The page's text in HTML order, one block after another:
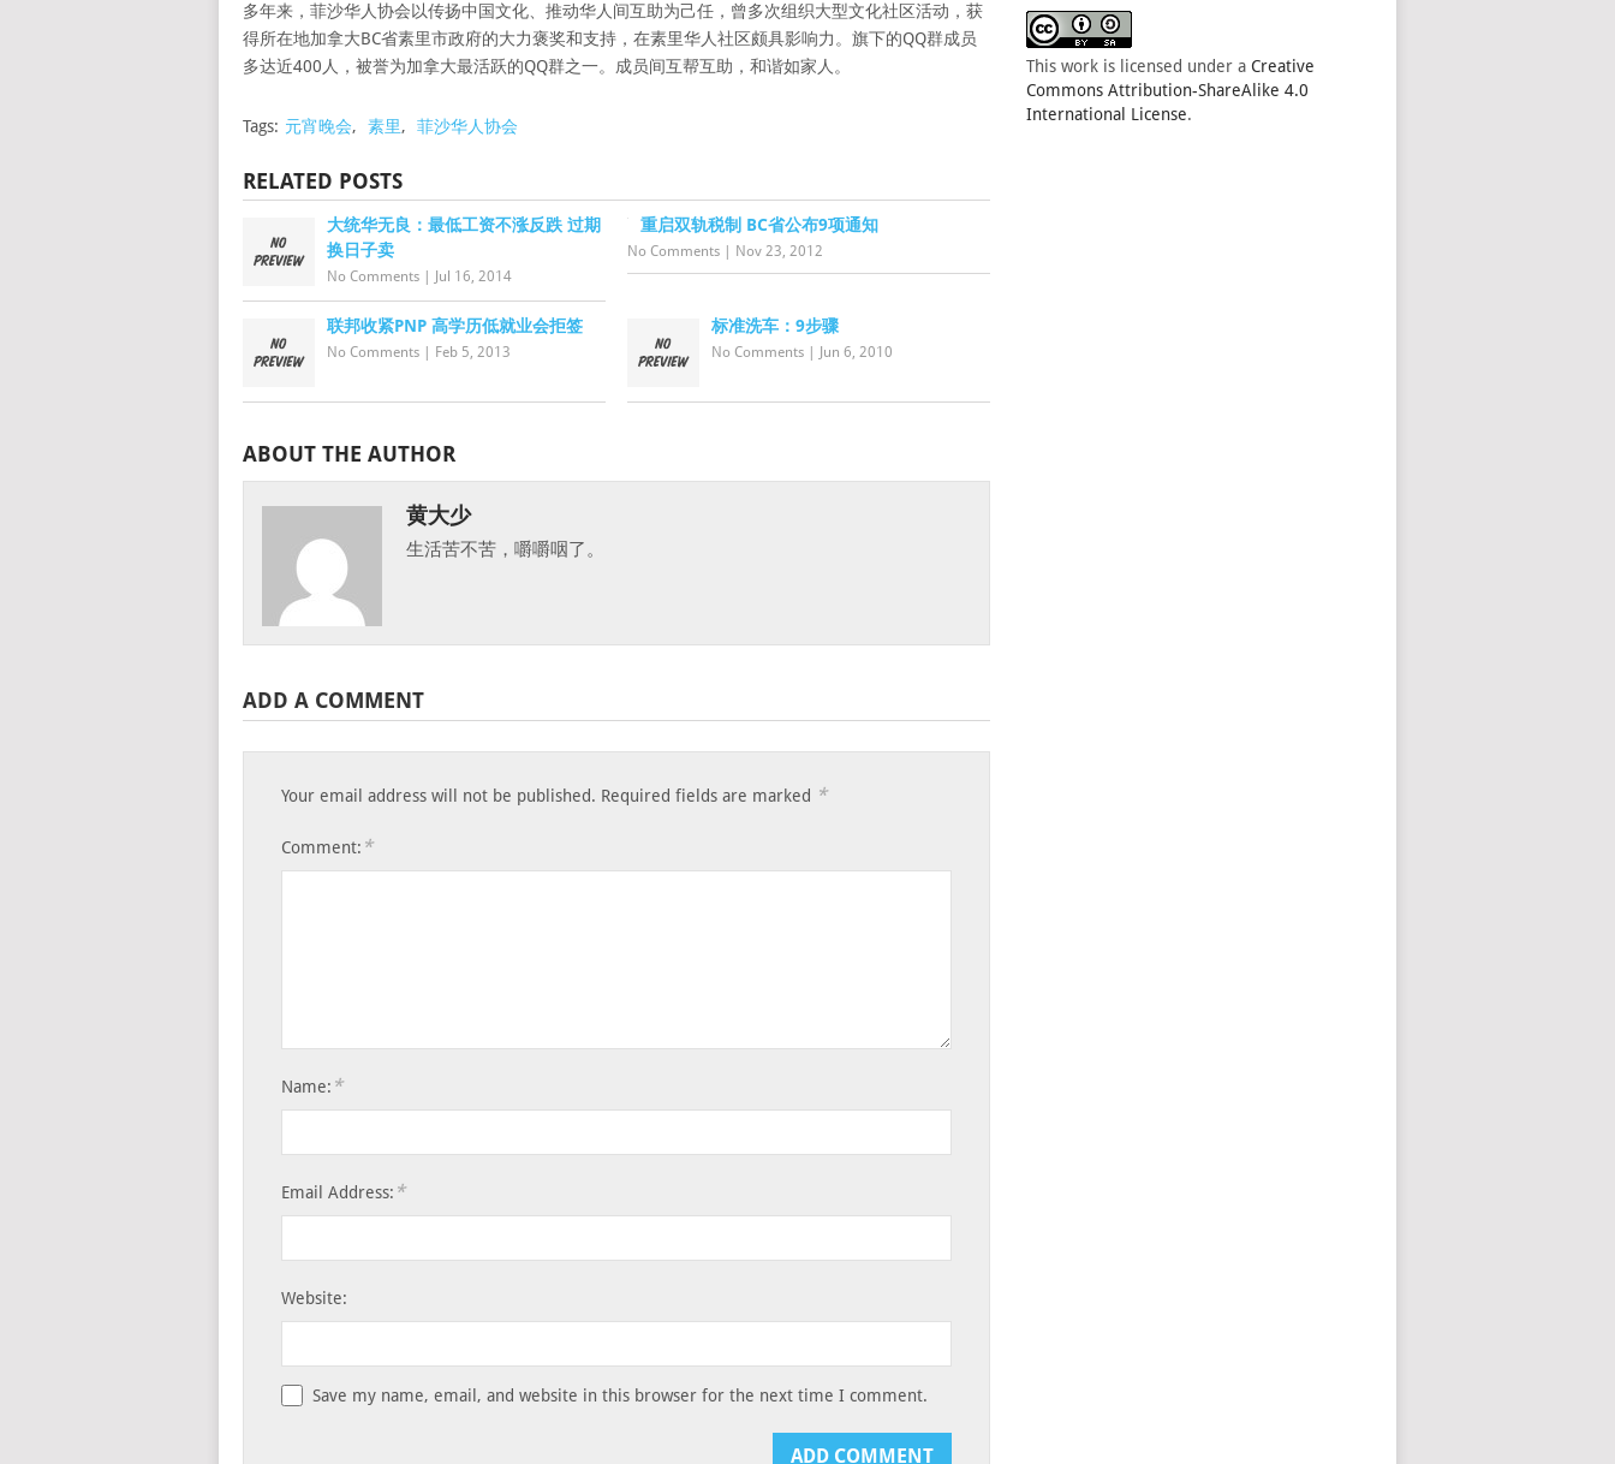
多年来，菲沙华人协会以传扬中国文化、推动华人间互助为己任，曾多次组织大型文化社区活动，获
得所在地加拿大BC省素里市政府的大力褒奖和支持，在素里华人社区颇具影响力。旗下的QQ群成员
多达近400人，被誉为加拿大最活跃的QQ群之一。成员间互帮互助，和谐如家人。
Tags: 元宵晚会, 素里, 菲沙华人协会
RELATED POSTS
大统华无良：最低工资不涨反跌 过期
换日子卖
No Comments Jul 16, 2014
重启双轨税制 BC省公布9项通知
No Comments Nov 23, 2012
联邦收紧PNP 高学历低就业会拒签
No Comments Feb 5, 2013
标准洗车：9步骤
No Comments Jun 6, 2010
ABOUT THE AUTHOR
黄大少
生活苦不苦，嚼嚼咽了。
ADD A COMMENT
Your email address will not be published. Required fields are marked *
Comment: *
Name: *
Email Address: *
Website:
Save my name, email, and website in this browser for the next time I comment.
This work is licensed under a Creative
Commons Attribution-ShareAlike 4.0
International License.